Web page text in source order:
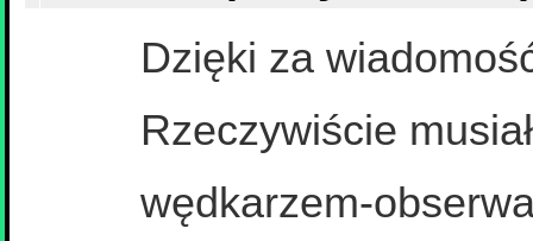
Dzięki za
Rzeczywiście
wędkarzem-